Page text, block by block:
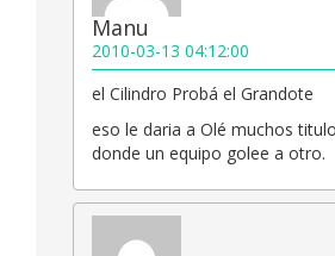
Manu
2010-03-13 04:12:00
el Cilindro Probá el Grandote
eso le daria a Olé muchos
donde un equipo golee a otro.